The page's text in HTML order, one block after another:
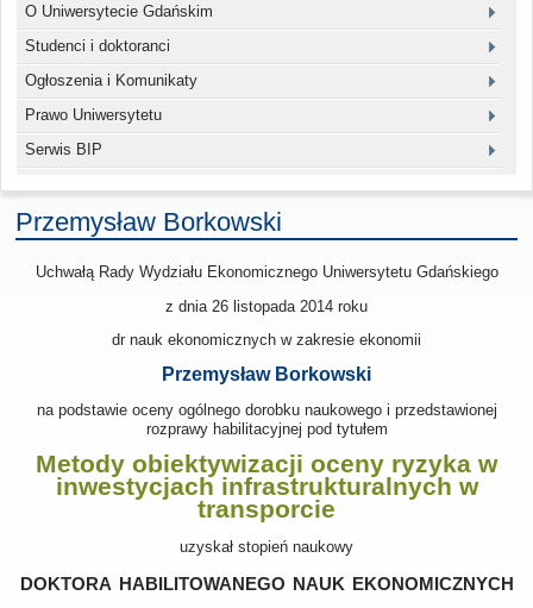
O Uniwersytecie Gdańskim
Studenci i doktoranci
Ogłoszenia i Komunikaty
Prawo Uniwersytetu
Serwis BIP
Przemysław Borkowski
Uchwałą Rady Wydziału Ekonomicznego Uniwersytetu Gdańskiego
z dnia 26 listopada 2014 roku
dr nauk ekonomicznych w zakresie ekonomii
Przemysław Borkowski
na podstawie oceny ogólnego dorobku naukowego i przedstawionej
rozprawy habilitacyjnej pod tytułem
Metody obiektywizacji oceny ryzyka w
inwestycjach infrastrukturalnych w
transporcie
uzyskał stopień naukowy
doktora habilitowanego nauk ekonomicznych